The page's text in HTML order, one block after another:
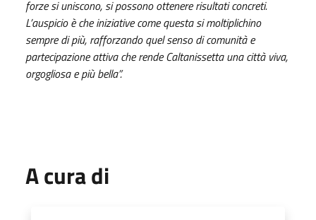
forze si uniscono, si possono ottenere risultati concreti.
L’auspicio è che iniziative come questa si moltiplichino
sempre di più, rafforzando quel senso di comunità e
partecipazione attiva che rende Caltanissetta una città viva,
orgogliosa e più bella”.
A cura di